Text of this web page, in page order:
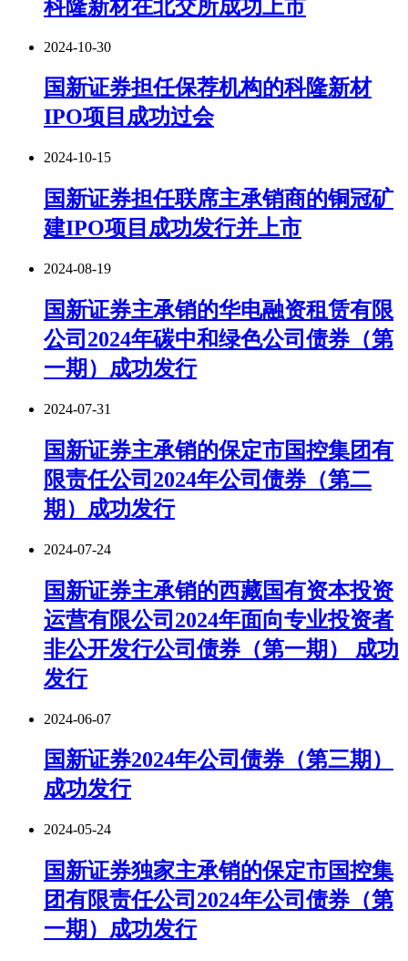
科隆新材在北交所成功上市
2024-10-30
国新证券担任保荐机构的科隆新材
IPO项目成功过会
2024-10-15
国新证券担任联席主承销商的铜冠矿
建IPO项目成功发行并上市
2024-08-19
国新证券主承销的华电融资租赁有限
公司2024年碳中和绿色公司债券（第
一期）成功发行
2024-07-31
国新证券主承销的保定市国控集团有
限责任公司2024年公司债券（第二
期）成功发行
2024-07-24
国新证券主承销的西藏国有资本投资
运营有限公司2024年面向专业投资者
非公开发行公司债券（第一期） 成功
发行
2024-06-07
国新证券2024年公司债券（第三期）
成功发行
2024-05-24
国新证券独家主承销的保定市国控集
团有限责任公司2024年公司债券（第
一期）成功发行